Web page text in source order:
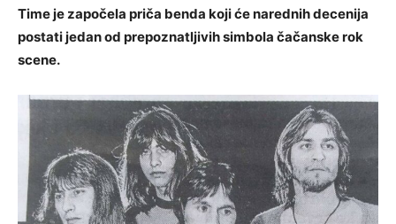
Time je započela priča benda koji će narednih decenija
postati jedan od prepoznatljivih simbola čačanske rok
scene.